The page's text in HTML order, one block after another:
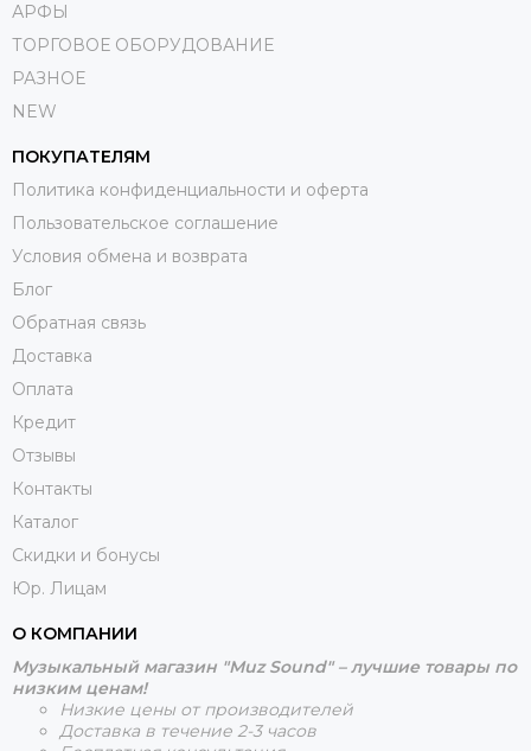
АРФЫ
ТОРГОВОЕ ОБОРУДОВАНИЕ
РАЗНОЕ
NEW
ПОКУПАТЕЛЯМ
Политика конфиденциальности и оферта
Пользовательское соглашение
Условия обмена и возврата
Блог
Обратная связь
Доставка
Оплата
Кредит
Отзывы
Контакты
Каталог
Скидки и бонусы
Юр. Лицам
О КОМПАНИИ
Музыкальный магазин "Muz Sound" – лучшие товары по
низким ценам!
Низкие цены от производителей
Доставка в течение 2-3 часов